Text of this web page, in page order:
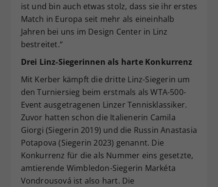
ist und bin auch etwas stolz, dass sie ihr erstes
Match in Europa seit mehr als eineinhalb
Jahren bei uns im Design Center in Linz
bestreitet.“
Drei Linz-Siegerinnen als harte Konkurrenz
Mit Kerber kämpft die dritte Linz-Siegerin um
den Turniersieg beim erstmals als WTA-500-
Event ausgetragenen Linzer Tennisklassiker.
Zuvor hatten schon die Italienerin Camila
Giorgi (Siegerin 2019) und die Russin Anastasia
Potapova (Siegerin 2023) genannt. Die
Konkurrenz für die als Nummer eins gesetzte,
amtierende Wimbledon-Siegerin Markéta
Vondrousová ist also hart. Die